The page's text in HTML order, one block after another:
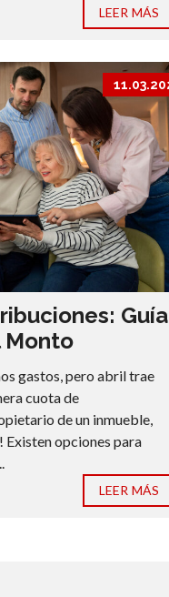
LEER MÁS
Guía
Monto
gastos, pero abril trae
cuota de
de un inmueble,
Existen opciones para
LEER MÁS